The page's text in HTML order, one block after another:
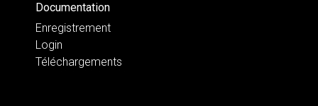
Documentation
Enregistrement
Login
Téléchargements